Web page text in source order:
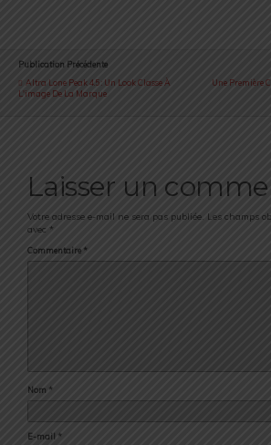
Publication Précédente
Altra Lone Peak 4.5 : Un Look Classe À
L'image De La Marque
Une Première
Laisser un
Votre adresse e-mail ne sera pas publiée. Les champs
avec *
Commentaire *
Nom *
E-mail *